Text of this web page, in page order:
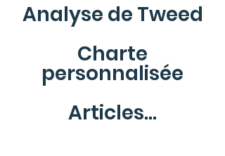
Analyse de Tweed
Charte
personnalisée
Articles...